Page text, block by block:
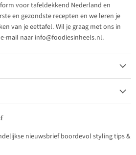
voor tafeldekkend Nederland en
en gezondste recepten en we leren je
van je eettafel. Wil je graag met ons in
mail naar info@foodiesinheels.nl.
nieuwsbrief boordevol styling tips &